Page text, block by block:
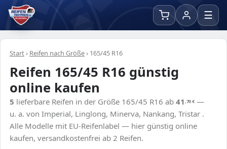
☰
Start› Reifen nach Größe› 165/45 R16
Reifen 165/45 R16 günstig
online kaufen
5 lieferbare Reifen in der Größe 165/45 R16 ab 41,70€ —
u. a. von Imperial, Linglong, Minerva, Nankang, Tristar .
Alle Modelle mit EU-Reifenlabel — hier günstig online
kaufen, versandkostenfrei ab 2 Reifen.